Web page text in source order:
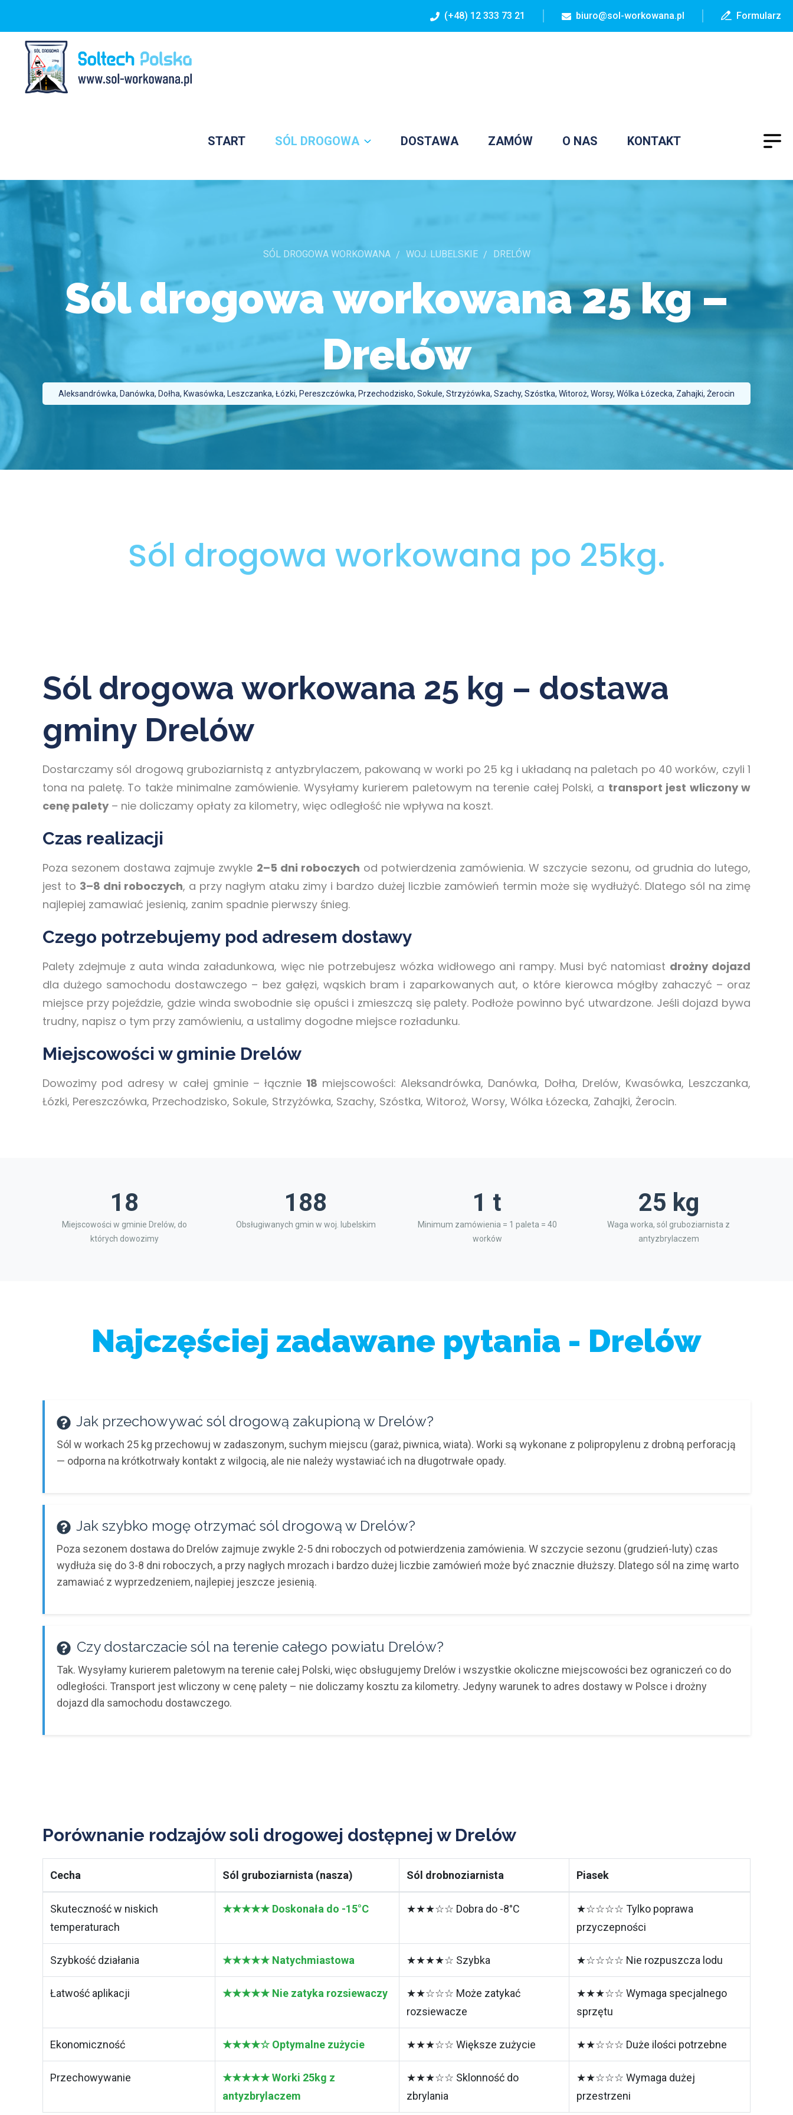
(+48) 12 333 73 21 biuro@sol-workowana.pl Formularz
START SÓL DROGOWA DOSTAWA ZAMÓW O NAS KONTAKT
SÓL DROGOWA WORKOWANA WOJ. LUBELSKIE DRELÓW
Sól drogowa workowana 25 kg –
Drelów
Aleksandrówka, Danówka, Dołha, Kwasówka, Leszczanka, Łózki, Pereszczówka, Przechodzisko, Sokule, Strzyżówka, Szachy, Szóstka, Witoroż, Worsy, Wólka Łózecka, Zahajki, Żerocin
Sól drogowa workowana po 25kg.
Sól drogowa workowana 25 kg – dostawa
gminy Drelów
Dostarczamy sól drogową gruboziarnistą z antyzbrylaczem, pakowaną w worki po 25 kg i układaną na paletach po 40 worków, czyli 1
tona na paletę. To także minimalne zamówienie. Wysyłamy kurierem paletowym na terenie całej Polski, a transport jest wliczony w
cenę palety – nie doliczamy opłaty za kilometry, więc odległość nie wpływa na koszt.
Czas realizacji
Poza sezonem dostawa zajmuje zwykle 2–5 dni roboczych od potwierdzenia zamówienia. W szczycie sezonu, od grudnia do lutego,
jest to 3–8 dni roboczych, a przy nagłym ataku zimy i bardzo dużej liczbie zamówień termin może się wydłużyć. Dlatego sól na zimę
najlepiej zamawiać jesienią, zanim spadnie pierwszy śnieg.
Czego potrzebujemy pod adresem dostawy
Palety zdejmuje z auta winda załadunkowa, więc nie potrzebujesz wózka widłowego ani rampy. Musi być natomiast drożny dojazd
dla dużego samochodu dostawczego – bez gałęzi, wąskich bram i zaparkowanych aut, o które kierowca mógłby zahaczyć – oraz
miejsce przy pojeździe, gdzie winda swobodnie się opuści i zmieszczą się palety. Podłoże powinno być utwardzone. Jeśli dojazd bywa
trudny, napisz o tym przy zamówieniu, a ustalimy dogodne miejsce rozładunku.
Miejscowości w gminie Drelów
Dowozimy pod adresy w całej gminie – łącznie 18 miejscowości: Aleksandrówka, Danówka, Dołha, Drelów, Kwasówka, Leszczanka,
Łózki, Pereszczówka, Przechodzisko, Sokule, Strzyżówka, Szachy, Szóstka, Witoroż, Worsy, Wólka Łózecka, Zahajki, Żerocin.
18
Miejscowości w gminie Drelów, do
których dowozimy
188
Obsługiwanych gmin w woj. lubelskim
1 t
Minimum zamówienia = 1 paleta = 40
worków
25 kg
Waga worka, sól gruboziarnista z
antyzbrylaczem
Najczęściej zadawane pytania - Drelów
Jak przechowywać sól drogową zakupioną w Drelów?
Sól w workach 25 kg przechowuj w zadaszonym, suchym miejscu (garaż, piwnica, wiata). Worki są wykonane z polipropylenu z drobną perforacją
— odporna na krótkotrwały kontakt z wilgocią, ale nie należy wystawiać ich na długotrwałe opady.
Jak szybko mogę otrzymać sól drogową w Drelów?
Poza sezonem dostawa do Drelów zajmuje zwykle 2-5 dni roboczych od potwierdzenia zamówienia. W szczycie sezonu (grudzień-luty) czas
wydłuża się do 3-8 dni roboczych, a przy nagłych mrozach i bardzo dużej liczbie zamówień może być znacznie dłuższy. Dlatego sól na zimę warto
zamawiać z wyprzedzeniem, najlepiej jeszcze jesienią.
Czy dostarczacie sól na terenie całego powiatu Drelów?
Tak. Wysyłamy kurierem paletowym na terenie całej Polski, więc obsługujemy Drelów i wszystkie okoliczne miejscowości bez ograniczeń co do
odległości. Transport jest wliczony w cenę palety – nie doliczamy kosztu za kilometry. Jedyny warunek to adres dostawy w Polsce i drożny
dojazd dla samochodu dostawczego.
Porównanie rodzajów soli drogowej dostępnej w Drelów
Cecha Sól gruboziarnista (nasza) Sól drobnoziarnista Piasek
Skuteczność w niskich
temperaturach
★★★★★ Doskonała do -15°C ★★★☆☆ Dobra do -8°C
★☆☆☆☆ Tylko poprawa
przyczepności
Szybkość działania ★★★★★ Natychmiastowa ★★★★☆ Szybka ★☆☆☆☆ Nie rozpuszcza lodu
Łatwość aplikacji ★★★★★ Nie zatyka rozsiewaczy
★★☆☆☆ Może zatykać
rozsiewacze
★★★☆☆ Wymaga specjalnego
sprzętu
Ekonomiczność ★★★★☆ Optymalne zużycie ★★★☆☆ Większe zużycie ★★☆☆☆ Duże ilości potrzebne
Przechowywanie
★★★★★ Worki 25kg z
antyzbrylaczem
★★★☆☆ Sklonność do
zbrylania
★★☆☆☆ Wymaga dużej
przestrzeni